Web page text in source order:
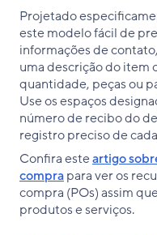
Projetado
este modelo fácil de
informações de
uma descrição do item
quantidade, peças ou
Use os espaços
número de recibo do
registro preciso de
Confira esteartigo
comprapara ver os
compra (POs) assim
produtos e serviços.